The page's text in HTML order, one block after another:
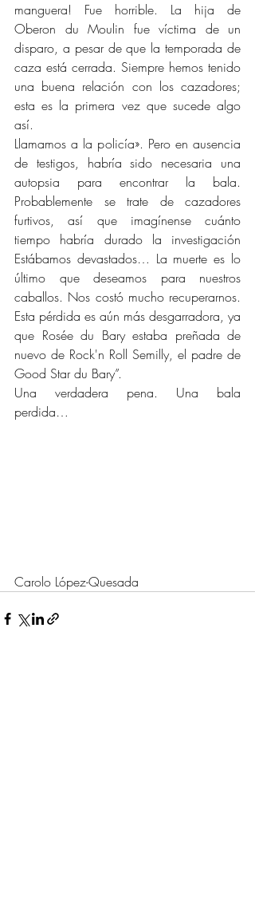
manguera! Fue horrible. La hija de
Oberon du Moulin fue víctima de un
disparo, a pesar de que la temporada de
caza está cerrada. Siempre hemos tenido
una buena relación con los cazadores;
esta es la primera vez que sucede algo
así.
Llamamos a la policía». Pero en ausencia
de testigos, habría sido necesaria una
autopsia para encontrar la bala.
Probablemente se trate de cazadores
furtivos, así que imagínense cuánto
tiempo habría durado la investigación
Estábamos devastados… La muerte es lo
último que deseamos para nuestros
caballos. Nos costó mucho recuperarnos.
Esta pérdida es aún más desgarradora, ya
que Rosée du Bary estaba preñada de
nuevo de Rock'n Roll Semilly, el padre de
Good Star du Bary”.
Una verdadera pena. Una bala
perdida…
Carolo López-Quesada